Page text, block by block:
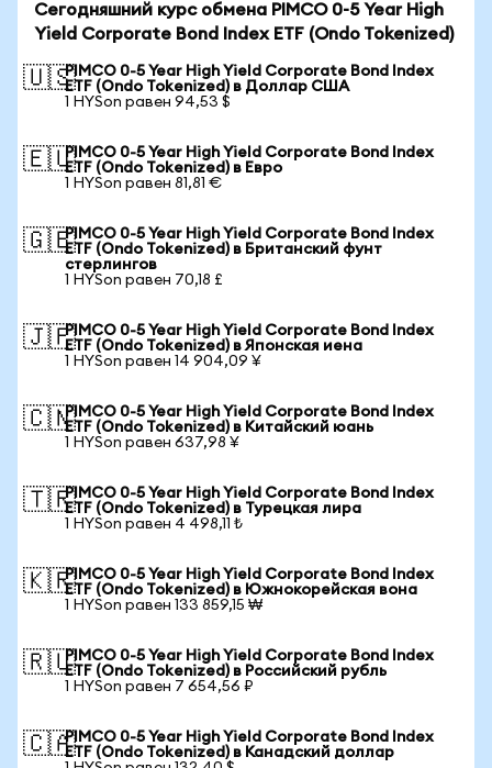
Сегодняшний курс обмена PIMCO 0-5 Year High
Yield Corporate Bond Index ETF (Ondo Tokenized)
🇺🇸PIMCO 0-5 Year High Yield Corporate Bond Index
ETF (Ondo Tokenized) в Доллар США
1 HYSon равен 94,53 $
🇪🇺PIMCO 0-5 Year High Yield Corporate Bond Index
ETF (Ondo Tokenized) в Евро
1 HYSon равен 81,81 €
🇬🇧PIMCO 0-5 Year High Yield Corporate Bond Index
ETF (Ondo Tokenized) в Британский фунт
стерлингов
1 HYSon равен 70,18 £
🇯🇵PIMCO 0-5 Year High Yield Corporate Bond Index
ETF (Ondo Tokenized) в Японская иена
1 HYSon равен 14 904,09 ¥
🇨🇳PIMCO 0-5 Year High Yield Corporate Bond Index
ETF (Ondo Tokenized) в Китайский юань
1 HYSon равен 637,98 ¥
🇹🇷PIMCO 0-5 Year High Yield Corporate Bond Index
ETF (Ondo Tokenized) в Турецкая лира
1 HYSon равен 4 498,11 ₺
🇰🇷PIMCO 0-5 Year High Yield Corporate Bond Index
ETF (Ondo Tokenized) в Южнокорейская вона
1 HYSon равен 133 859,15 ₩
🇷🇺PIMCO 0-5 Year High Yield Corporate Bond Index
ETF (Ondo Tokenized) в Российский рубль
1 HYSon равен 7 654,56 ₽
🇨🇦PIMCO 0-5 Year High Yield Corporate Bond Index
ETF (Ondo Tokenized) в Канадский доллар